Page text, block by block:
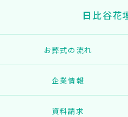
日比谷花
お葬式の流れ
企業情報
資料請求